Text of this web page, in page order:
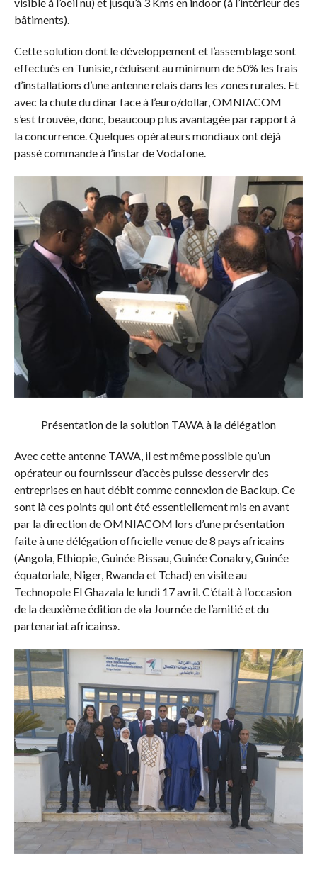
bâtiments).
Cette solution dont le développement et l’assemblage sont
effectués en Tunisie, réduisent au minimum de 50% les frais
d’installations d’une antenne relais dans les zones rurales. Et
avec la chute du dinar face à l’euro/dollar, OMNIACOM
s’est trouvée, donc, beaucoup plus avantagée par rapport à
la concurrence. Quelques opérateurs mondiaux ont déjà
passé commande à l’instar de Vodafone.
Présentation de la solution TAWA à la délégation
Avec cette antenne TAWA, il est même possible qu’un
opérateur ou fournisseur d’accès puisse desservir des
entreprises en haut débit comme connexion de Backup. Ce
sont là ces points qui ont été essentiellement mis en avant
par la direction de OMNIACOM lors d’une présentation
faite à une délégation officielle venue de 8 pays africains
(Angola, Ethiopie, Guinée Bissau, Guinée Conakry, Guinée
équatoriale, Niger, Rwanda et Tchad) en visite au
Technopole El Ghazala le lundi 17 avril. C’était à l’occasion
de la deuxième édition de «la Journée de l’amitié et du
partenariat africains».